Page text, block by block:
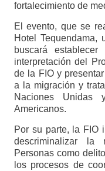
fortalecimiento de
El evento, que se
Hotel Tequendama,
buscará
interpretación del
de la FIO y
a la migración y
Naciones Unidas
Americanos.
Por su parte, la FIO
descriminalizar
Personas como
los procesos de